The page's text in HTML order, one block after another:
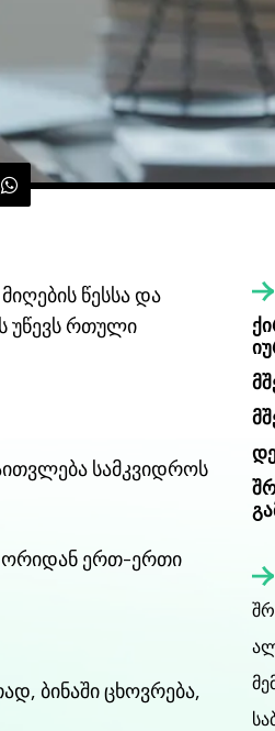
წესსა და
უწევს რთული
სამკვიდროს
ორიდან ერთ-ერთი
ბინაში ცხოვრება,